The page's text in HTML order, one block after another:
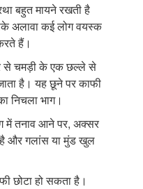
बहुत मायने रखती है
अलावा कई लोग वयस्क
हैं।
से चमड़ी के एक छल्ले से
है। यह छूने पर काफी
निचला भाग।
में तनाव आने पर, अक्सर
और गलांस या मुंड खुल
छोटा हो सकता है।